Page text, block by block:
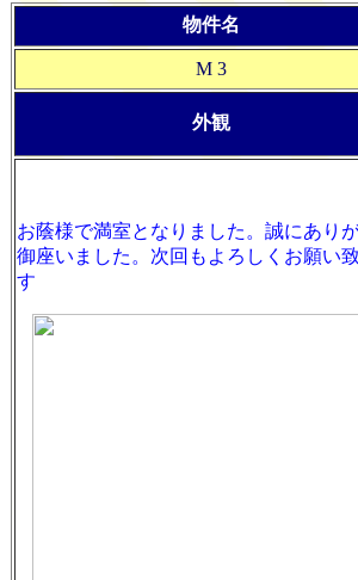
物件名
M 3
外観
お蔭様で満室となりました。誠にあり
御座いました。次回もよろしくお願い
す